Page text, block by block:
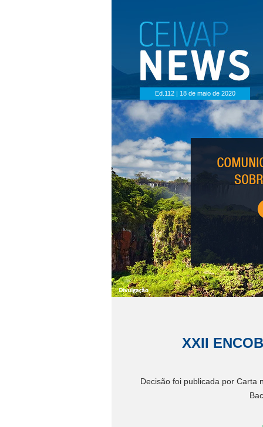
Ed.112 | 18 de maio de 2020
XXII
Decisão foi publicada por Carta